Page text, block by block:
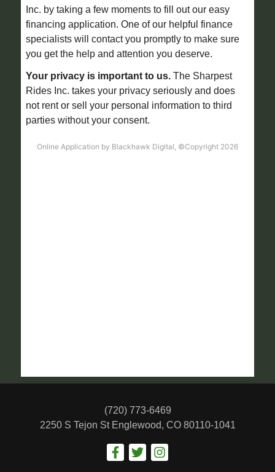
(720) 773-6469
2250 S Tejon St Englewood, CO 80110-1041